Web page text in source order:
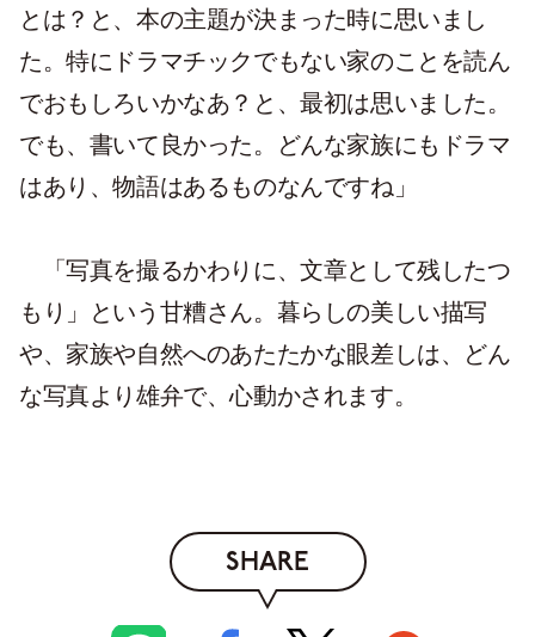
とは？と、本の主題が決まった時に思いまし
た。特にドラマチックでもない家のことを読ん
でおもしろいかなあ？と、最初は思いました。
でも、書いて良かった。どんな家族にもドラマ
はあり、物語はあるものなんですね」
「写真を撮るかわりに、文章として残したつ
もり」という甘糟さん。暮らしの美しい描写
や、家族や自然へのあたたかな眼差しは、どん
な写真より雄弁で、心動かされます。
SHARE